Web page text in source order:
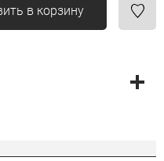
в корзину